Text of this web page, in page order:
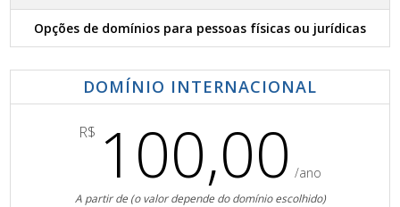
Opções de domínios para pessoas físicas ou jurídicas
DOMÍNIO INTERNACIONAL
R$ 100,00 /ano
A partir de (o valor depende do domínio escolhido)